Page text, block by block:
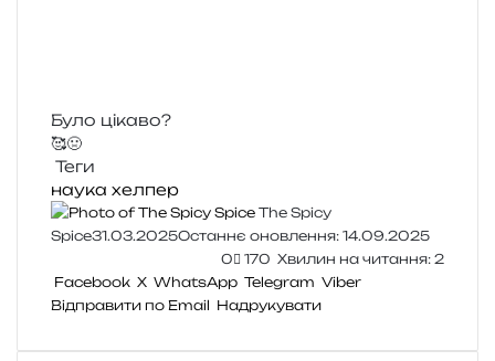
Було цікаво?
🥰🤢
Теги
наука хелпер
The Spicy
Spice31.03.2025Останнє оновлення: 14.09.2025
0
170 Хвилин на читання: 2
Facebook X WhatsApp Telegram Viber
Відправити по Email Надрукувати